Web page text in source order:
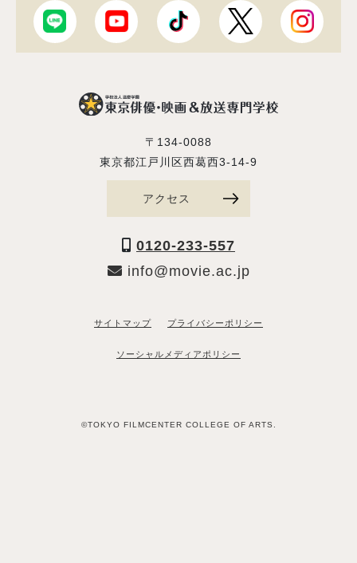
〒134-0088
東京都江戸川区西葛西3-14-9
アクセス
0120-233-557
info@movie.ac.jp
サイトマップ プライバシーポリシー
ソーシャルメディアポリシー
©TOKYO FILMCENTER COLLEGE OF ARTS.